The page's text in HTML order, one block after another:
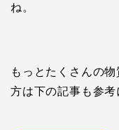
ね。
もっとたくさんの
方は下の記事も参考